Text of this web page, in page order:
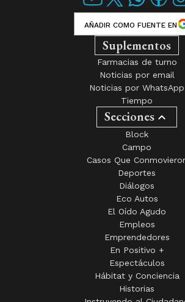
AÑADIR COMO FUENTE EN
Suplementos
Farmacias de turno
Noticias por email
Noticias por WhatsApp
Tiempo
Secciones
Block
Campo
Deportes
Diálogos
Eco Autos
El Oído Agudo
Empleos
Emprendedores
En Positivo +
Espectáculos
Hábitat y Conciencia
Historias
Instruyendo al Ciudadano
Interés General